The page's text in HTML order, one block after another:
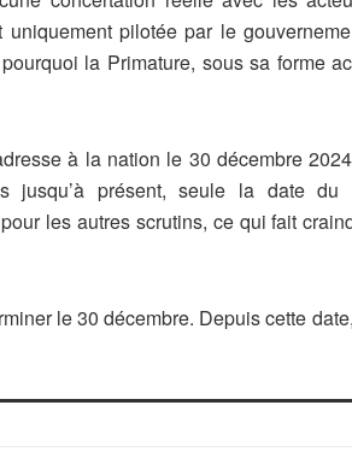
pilotée par le
la Primature, sous sa forme
à la nation le 30 décembre
jusqu’à présent, seule la date du
les autres scrutins, ce qui fait
le 30 décembre. Depuis cette